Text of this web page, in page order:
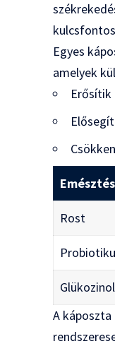
Egyes
amelyek
Erősítik
Rost
A